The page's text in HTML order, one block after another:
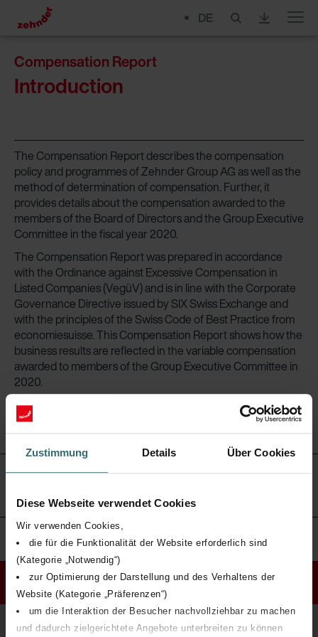
Zustimmung Details Über Cookies
Diese Webseite verwendet Cookies
Wir verwenden Cookies,
die für die Funktionalität der Website erforderlich sind
(Kategorie „Notwendig“)
zur Optimierung der Darstellung und des Verhaltens der
Website (Kategorie „Präferenzen“)
um die Interaktion der Besucher nachvollziehbar zu machen
und dadurch zielgerichtete Angebote unterbreiten zu können
DE Menu
Compensation Report
Introduction
The Compensation Report describes the compensation
policy and programmes of Zehnder Group AG as well as the
method of determination of compensation. Further, it
provides ­details about the compensation awarded to the
members of the Board of Directors and the Group Executive
Committee in the fiscal year 2020.
The Compensation Report was prepared in accordance
with the Ordinance against Excessive Compensation in
Listed Companies (VegüV) and is in line with the Corporate
Governance Directive issued by SIX Swiss Exchange and
with the principles of the Swiss Code of Best Practice from
economiesuisse. This Compensation Report shows how the
business results are reflected in the variable compensation
awarded to members of the Group Executive Committee in
2020.
9. Information policy
1. Governance and method of determination of
compensation
To the top